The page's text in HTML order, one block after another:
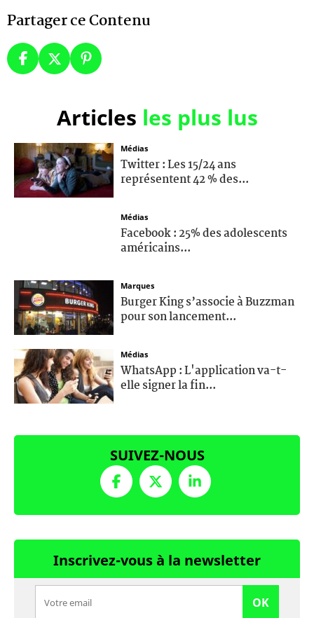
Partager ce Contenu
Articles les plus lus
Médias
Twitter : Les 15/24 ans
représentent 42 % des...
Médias
Facebook : 25% des adolescents
américains...
Marques
Burger King s’associe à Buzzman
pour son lancement...
Médias
WhatsApp : L'application va-t-
elle signer la fin...
SUIVEZ-NOUS
Inscrivez-vous à la newsletter
OK